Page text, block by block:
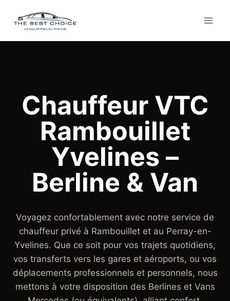
Chauffeur VTC
Rambouillet
Yvelines –
Berline & Van
Voyagez confortablement avec notre service de
chauffeur privé à Rambouillet et au Perray-en-
Yvelines. Que ce soit pour vos trajets quotidiens,
vos transferts vers les gares et aéroports, ou vos
déplacements professionnels et personnels, nous
mettons à votre disposition des Berlines et Vans